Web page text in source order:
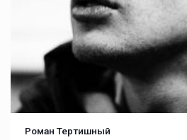
Роман Тертишный